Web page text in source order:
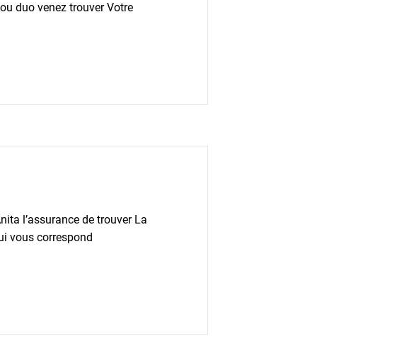
duo venez trouver Votre
l’assurance de trouver La
vous correspond